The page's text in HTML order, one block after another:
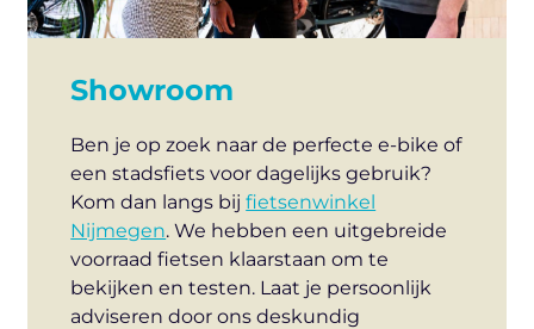
Showroom
Ben je op zoek naar de perfecte e-bike of
een stadsfiets voor dagelijks gebruik?
Kom dan langs bijfietsenwinkel
Nijmegen. We hebben een uitgebreide
voorraad fietsen klaarstaan om te
bekijken en testen. Laat je persoonlijk
adviseren door ons deskundig